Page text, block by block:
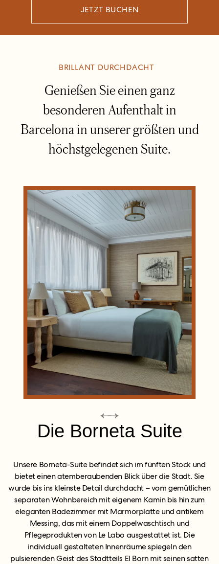
JETZT BUCHEN
BRILLANT DURCHDACHT
Genießen Sie einen ganz
besonderen Aufenthalt in
Barcelona in unserer größten und
höchstgelegenen Suite.
Die Borneta Suite
Unsere Borneta-Suite befindet sich im fünften Stock und
bietet einen atemberaubenden Blick über die Stadt. Sie
wurde bis ins kleinste Detail durchdacht – vom gemütlichen
separaten Wohnbereich mit eigenem Kamin bis hin zum
eleganten Badezimmer mit Marmorplatte und antikem
Messing, das mit einem Doppelwaschtisch und
Pflegeprodukten von Le Labo ausgestattet ist. Die
individuell gestalteten Innenräume spiegeln den
pulsierenden Geist des Stadtteils El Born mit seinen satten